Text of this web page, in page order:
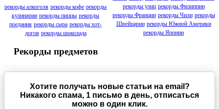
рекорды алкоголя рекорды кофе рекорды
кулинарии рекорды пиццы рекорды
поедания рекорды сыра рекорды хот-
догов рекорды шоколада
Рекорды предметов
рекорды улиц рекорды Филиппин
рекорды Франции рекорды Чили рекорды
Швейцарии рекорды Южной Америки
рекорды Японии
Хотите получать новые статьи на email?
Никакого спама, 1 письмо в день, отписаться
можно в один клик.